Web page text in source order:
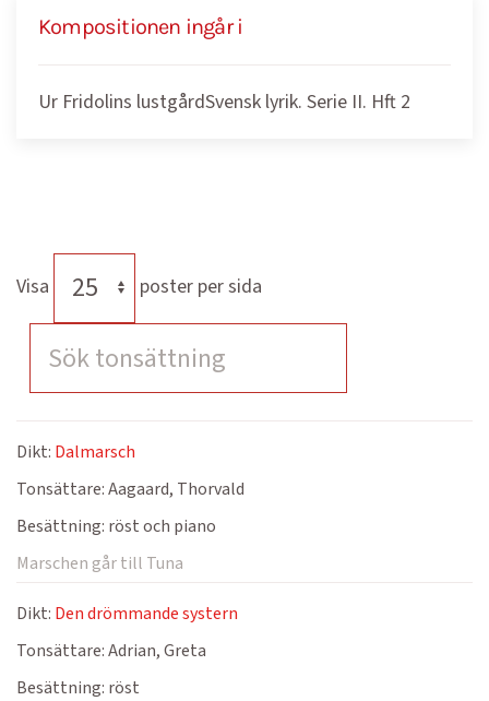
Kompositionen ingår i
Ur Fridolins lustgårdSvensk lyrik. Serie II. Hft 2
Visa poster per sida
Dikt: Dalmarsch
Tonsättare:Aagaard, Thorvald
Besättning: röst och piano
Marschen går till Tuna
Dikt: Den drömmande systern
Tonsättare:Adrian, Greta
Besättning: röst